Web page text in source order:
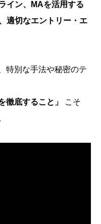
イン、MAを活用する
適切なエントリー・エ
特別な手法や秘密のテ
徹底すること」
こそ